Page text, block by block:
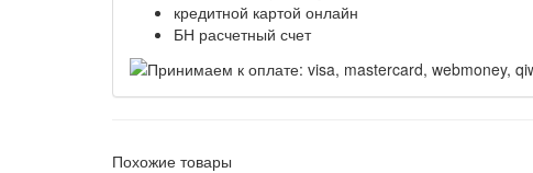
кредитной картой онлайн
БН расчетный счет
Похожие товары